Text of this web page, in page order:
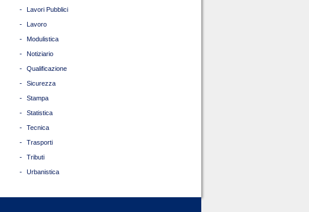
- Lavori Pubblici
- Lavoro
- Modulistica
- Notiziario
- Qualificazione
- Sicurezza
- Stampa
- Statistica
- Tecnica
- Trasporti
- Tributi
- Urbanistica